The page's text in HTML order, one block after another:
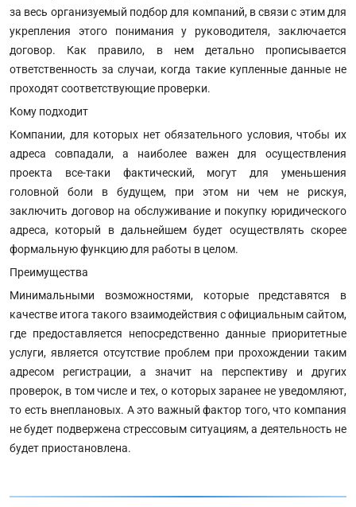
за весь организуемый подбор для компаний, в связи с этим для
укрепления этого понимания у руководителя, заключается
договор. Как правило, в нем детально прописывается
ответственность за случаи, когда такие купленные данные не
проходят соответствующие проверки.
Кому подходит
Компании, для которых нет обязательного условия, чтобы их
адреса совпадали, а наиболее важен для осуществления
проекта все-таки фактический, могут для уменьшения
головной боли в будущем, при этом ни чем не рискуя,
заключить договор на обслуживание и покупку юридического
адреса, который в дальнейшем будет осуществлять скорее
формальную функцию для работы в целом.
Преимущества
Минимальными возможностями, которые представятся в
качестве итога такого взаимодействия с официальным сайтом,
где предоставляется непосредственно данные приоритетные
услуги, является отсутствие проблем при прохождении таким
адресом регистрации, а значит на перспективу и других
проверок, в том числе и тех, о которых заранее не уведомляют,
то есть внеплановых. А это важный фактор того, что компания
не будет подвержена стрессовым ситуациям, а деятельность не
будет приостановлена.